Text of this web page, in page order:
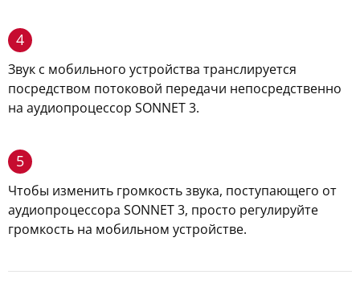
4
Звук с мобильного устройства транслируется
посредством потоковой передачи непосредственно
на аудиопроцессор SONNET 3.
5
Чтобы изменить громкость звука, поступающего от
аудиопроцессора SONNET 3, просто регулируйте
громкость на мобильном устройстве.